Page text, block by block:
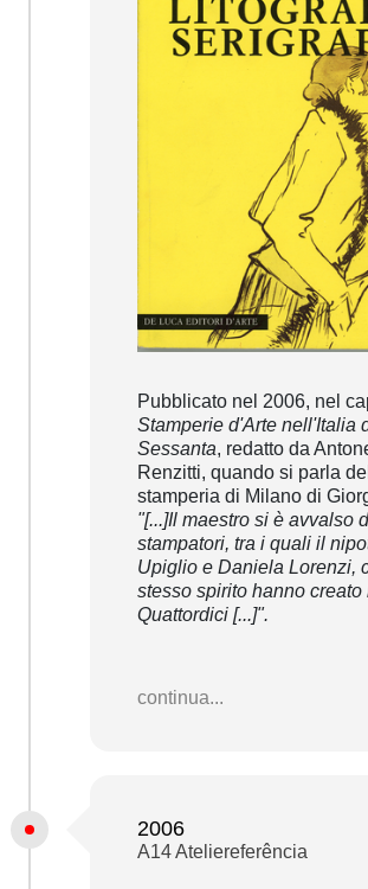
Pubblicato nel 2006, nel
Stamperie d'Arte nell'Italia
Sessanta, redatto da
Renzitti, quando si parla
stamperia di Milano di
"[...]Il maestro si è avvalso
stampatori, tra i quali il
Upiglio e Daniela Lorenzi,
stesso spirito hanno creato
Quattordici [...]".
continua...
2006
A14 Ateliereferência